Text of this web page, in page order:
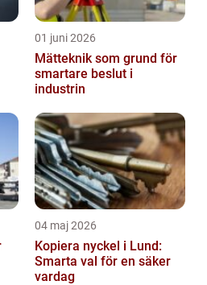
01 juni 2026
Mätteknik som grund för
smartare beslut i
industrin
04 maj 2026
Kopiera nyckel i Lund:
Smarta val för en säker
vardag